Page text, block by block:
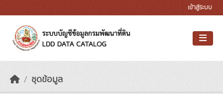
เข้าสู่ระบบ
ชุดข้อมูล